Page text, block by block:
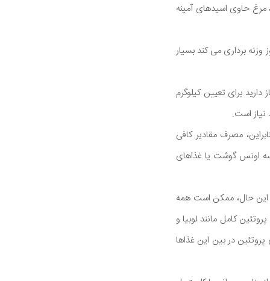
مرغ حاوی اسیدهای آمینه
دارد. مردی که 200 پوند وزن دارد و هر روز وزنه برداری می کند بسیار
وزن بدن نیاز دارید برای تعیین کیلوگرم
مصرف مقادیر کافی
اونس گوشت یا غذاهای
این حال، ممکن است همه
کامل مانند لوبیا و
در بین این غذاها